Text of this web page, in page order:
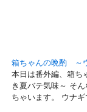
箱ちゃんの晩酌 ～
本日は番外編、箱ち
き夏バテ気味～ そ
ちゃいます。 ウナ